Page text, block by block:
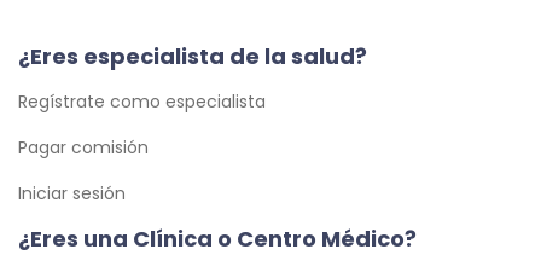
¿Eres especialista de la salud?
Regístrate como especialista
Pagar comisión
Iniciar sesión
¿Eres una Clínica o Centro Médico?